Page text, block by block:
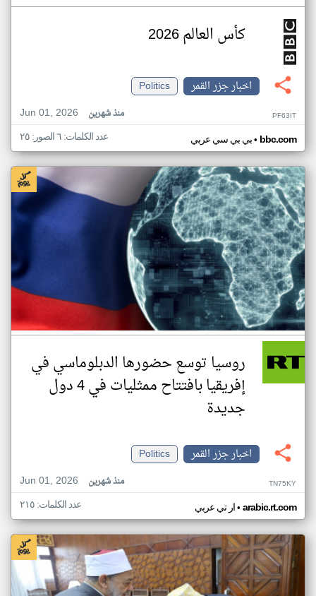
كأس العالم 2026
اخبار جزر القمر
Politics
Jun 01, 2026
منذ شهرين PF63IT
بي بي سي عربي• bbc.com عدد الكلمات: ٦ الصور: ٢٥
روسيا توسع حضورها الدبلوماسي في
إفريقيا بافتتاح ممثليات في 4 دول
جديدة
اخبار جزر القمر
Politics
Jun 01, 2026
منذ شهرين TN75KY
ار تي عربي• arabic.rt.com عدد الكلمات: ٢١٥